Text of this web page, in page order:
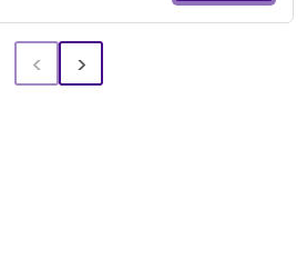
平方米建筑占地面积：355.00 平方
园酒店、音乐学院、餐厅、当地商业、
场仅 4 米，步行即可轻松抵达蓬塔德尔
‹ ›